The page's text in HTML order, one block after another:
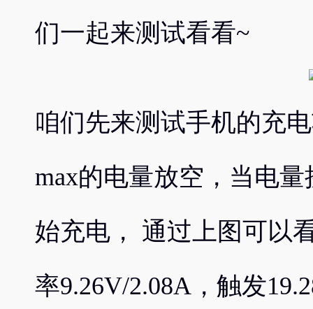
们一起来测试看看~
咱们先来测试手机的充
max的电量放空，当电
始充电， 通过上图可以
率9.26V/2.08A，触发